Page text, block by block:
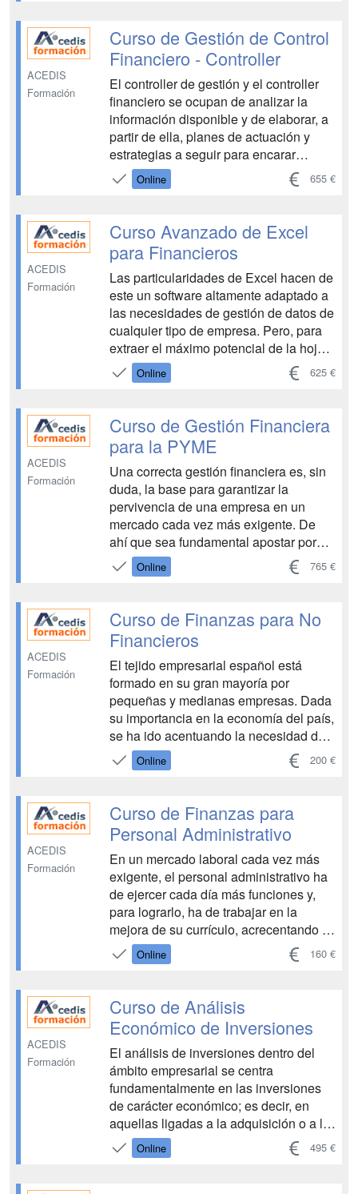
manejar situa...
ACEDIS
Formación
Curso de Gestión de Control
Financiero - Controller
El controller de gestión y el controller
financiero se ocupan de analizar la
información disponible y de elaborar, a
partir de ella, planes de actuación y
estrategias a seguir para encarar
problemas o conflictos empresariales y
evitar situaciones de crisis,
empresa. Además, s...
Online 655 €
ACEDIS
Formación
Curso Avanzado de Excel
para Financieros
Las particularidades de Excel hacen de
este un software altamente adaptado a
las necesidades de gestión de datos de
cualquier tipo de empresa. Pero, para
extraer el máximo potencial de la hoja
de cálculo, resulta imprescindible
explorarlo detenidamente. De este
favorece el aprendizaje práctic...
Online 625 €
ACEDIS
Formación
Curso de Gestión Financiera
para la PYME
Una correcta gestión financiera es, sin
duda, la base para garantizar la
pervivencia de una empresa en un
mercado cada vez más exigente. De
ahí que sea fundamental apostar por
ella tanto desde las grandes
organizaciones como desde las pymes
buena planificación financiera, podrán
tomar las decisiones más ad...
Online 765 €
ACEDIS
Formación
Curso de Finanzas para No
Financieros
El tejido empresarial español está
formado en su gran mayoría por
pequeñas y medianas empresas. Dada
su importancia en la economía del país,
se ha ido acentuando la necesidad de
la profesionalización de las pymes, lo
que implica la formación de sus
directivo en cada uno de los
departamentos de la empresa. ...
Online 200 €
ACEDIS
Formación
Curso de Finanzas para
Personal Administrativo
En un mercado laboral cada vez más
exigente, el personal administrativo ha
de ejercer cada día más funciones y,
para lograrlo, ha de trabajar en la
mejora de su currículo, acrecentando su
formación en distintas áreas, entre las
que sobresale la financiera. El objetivo
Personal Admini...
Online 160 €
ACEDIS
Formación
Curso de Análisis
Económico de Inversiones
El análisis de inversiones dentro del
ámbito empresarial se centra
fundamentalmente en las inversiones
de carácter económico; es decir, en
aquellas ligadas a la adquisición o a la
aplicación de fondos con la esperanza
de obtener una recompensa o un
Online 495 €